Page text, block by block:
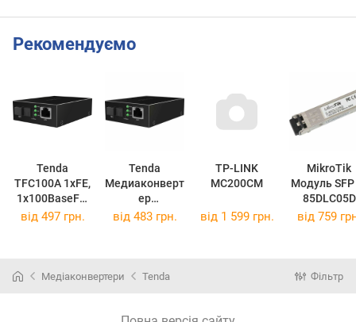
Рекомендуємо
Tenda
TFC100A 1xFE,
1x100BaseFX,
SM, WDM,
Tenda
Медиаконверт
ер
одномодовий
TP-LINK
MC200CM
MikroTik
Модуль SFP S-
85DLC05D
від 497 грн. від 483 грн. від 1 599 грн. від 759
Медіаконвертери Tenda Фільтр